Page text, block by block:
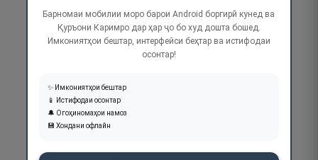
Барномаи мобилии моро барои Android боргирӣ кунед ва
Қуръони Каримро дар ҳар ҷо бо худ дошта бошед.
Имкониятҳои бештар, интерфейси беҳтар ва истифодаи
осонтар!
✨ Имкониятҳои бештар
📱 Истифодаи осонтар
🔔 Огоҳиномаҳои намоз
💾 Хондани офлайн